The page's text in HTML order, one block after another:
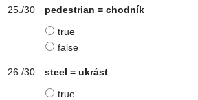
pedestrian = chodník
true
false
steel = ukrást
true